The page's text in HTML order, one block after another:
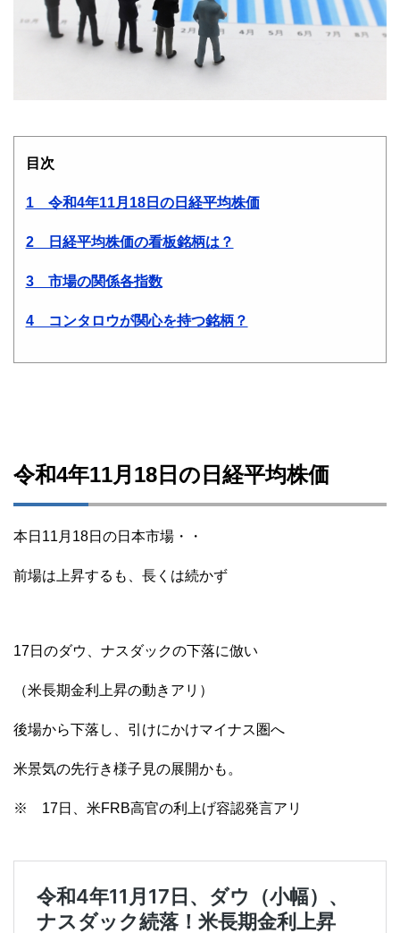
目次
1 令和4年11月18日の日経平均株価
2 日経平均株価の看板銘柄は？
3 市場の関係各指数
4 コンタロウが関心を持つ銘柄？
令和4年11月18日の日経平均株価
本日11月18日の日本市場・・
前場は上昇するも、長くは続かず
17日のダウ、ナスダックの下落に倣い
（米長期金利上昇の動きアリ）
後場から下落し、引けにかけマイナス圏へ
米景気の先行き様子見の展開かも。
※ 17日、米FRB高官の利上げ容認発言アリ